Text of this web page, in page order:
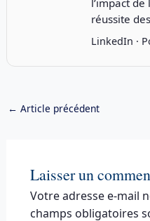
réussite
LinkedIn ·
← Article précédent
Laisser un
Votre adresse e-mail
champs obligatoires